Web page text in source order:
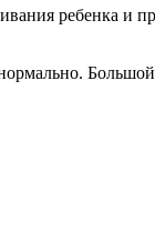
ребенка и